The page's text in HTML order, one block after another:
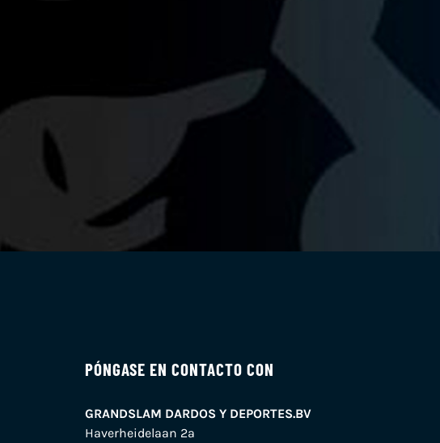
PÓNGASE EN CONTACTO CON
GRANDSLAM DARDOS Y DEPORTES.BV
Haverheidelaan 2a